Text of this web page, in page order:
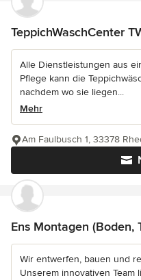
TeppichWaschCenter
Alle Dienstleistungen aus
Pflege kann die
nachdem wo sie liegen...
Mehr
Am Faulbusch 1, 33378
Ens Montagen (Boden,
Wir entwerfen, bauen und
Unserem innovativen Team